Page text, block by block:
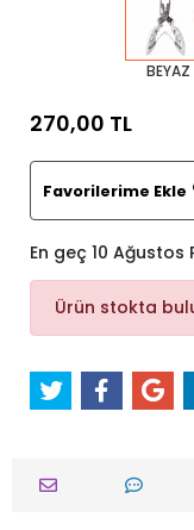
BEYAZ
270,00 TL
Favorilerime Ekle
En geç 10
Ürün stokta